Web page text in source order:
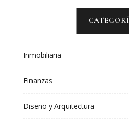
Inmobiliaria
Finanzas
Diseño y Arquitectura